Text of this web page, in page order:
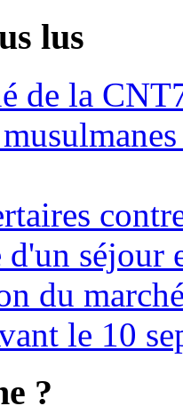
lus
de la
d'un séjour
du
le 10
?